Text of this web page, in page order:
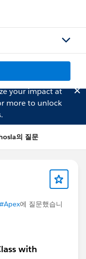
your impact at
more to unlock
의 질문
에 질문했습니
with